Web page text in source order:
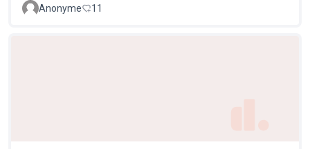
Anonyme 11